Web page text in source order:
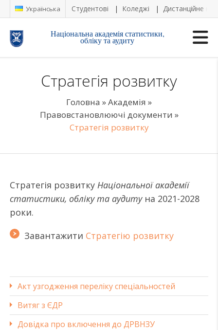
Українська Студентові Коледжі Дистанційне
Національна академія статистики,
обліку та аудиту
Стратегія розвитку
Головна »Академія »
Правовстановлюючі документи »
Стратегія розвитку
Стратегія розвитку Національної академії
статистики, обліку та аудитуна 2021-2028
роки.
Завантажити Стратегію розвитку
Акт узгодження переліку спеціальностей
Витяг з ЄДР
Довідка про включення до ДРВНЗУ